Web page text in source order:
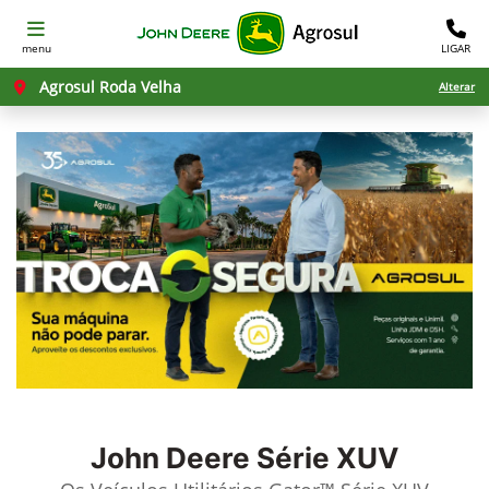
menu LIGAR
Agrosul Roda Velha Alterar
John Deere Série XUV